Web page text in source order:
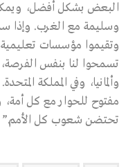
البعض بشكل أفضل،
وسليمة مع الغرب. وإذا
وتقيموا مؤسسات تعليمية
تسمحوا لنا بنفس
وألمانيا، وفي المملكة
مفتوح للحوار مع كل أمة،
تحتضن شعوب كل الأمم.”